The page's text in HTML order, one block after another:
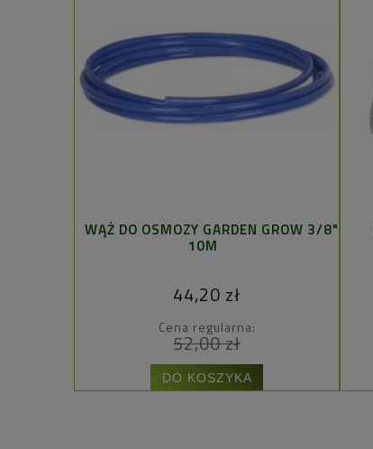
WĄŻ DO OSMOZY GARDEN GROW 3/8"
10M
44,20 zł
Cena regularna:
52,00 zł
DO KOSZYKA